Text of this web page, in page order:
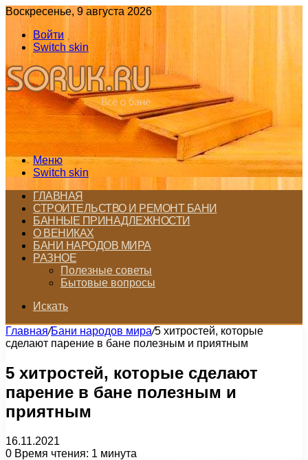
Воскресенье, 9 августа 2026
Войти
Switch skin
Меню
Switch skin
ГЛАВНАЯ
СТРОИТЕЛЬСТВО И РЕМОНТ БАНИ
БАННЫЕ ПРИНАДЛЕЖНОСТИ
О ВЕНИКАХ
БАНИ НАРОДОВ МИРА
РАЗНОЕ
Полезные советы
Бытовые вопросы
Искать
Главная/Бани народов мира/5 хитростей, которые
сделают парение в бане полезным и приятным
5 хитростей, которые сделают
парение в бане полезным и
приятным
16.11.2021
0 Время чтения: 1 минута